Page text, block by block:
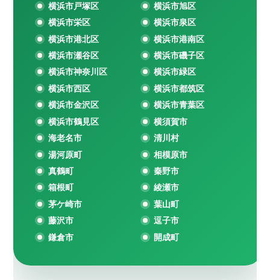
横浜市戸塚区
横浜市旭区
横浜市栄区
横浜市泉区
横浜市港北区
横浜市港南区
横浜市瀬谷区
横浜市磯子区
横浜市神奈川区
横浜市緑区
横浜市西区
横浜市都筑区
横浜市金沢区
横浜市青葉区
横浜市鶴見区
横須賀市
海老名市
清川村
湯河原町
相模原市
真鶴町
秦野市
箱根町
綾瀬市
茅ケ崎市
葉山町
藤沢市
逗子市
鎌倉市
開成町